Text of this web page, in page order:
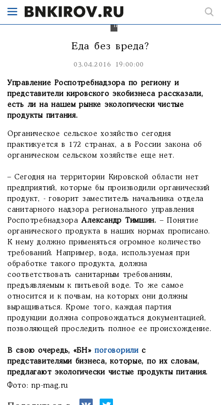
продукты
питания.
Еда без вреда?
03.04.2016 19:00:00
Управление Роспотребнадзора по региону и
представители кировского экобизнеса рассказали,
есть ли на нашем рынке экологически чистые
продукты питания.
Органическое сельское хозяйство сегодня
практикуется в 172 странах, а в России закона об
органическом сельском хозяйстве еще нет.
– Сегодня на территории Кировской области нет
предприятий, которые бы производили органический
продукт, - говорит заместитель начальника отдела
санитарного надзора регионального управления
РоспотребнадзораАлександр Тимшин. – Понятие
органического продукта в наших нормах прописано.
К нему должно применяться огромное количество
требований. Например, вода, используемая при
обработке такого продукта, должна
соответствовать санитарным требованиям,
предъявляемым к питьевой воде. То же самое
относится и к почвам, на которых они должны
выращиваться. Кроме того, каждая партия
продукции должна сопровождаться документацией,
позволяющей проследить полное ее происхождение.
В свою очередь, «БН»поговорилис
представителями бизнеса, которые, по их словам,
предлагают экологически чистые продукты питания.
Фото:np-mag.ru